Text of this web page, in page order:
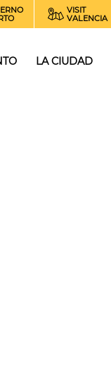
VISIT
VALENCIA
LA CIUDAD